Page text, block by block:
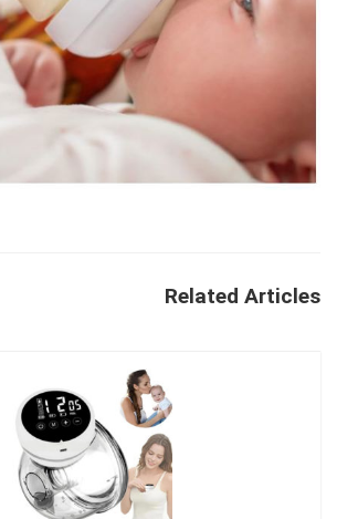
Related Articles